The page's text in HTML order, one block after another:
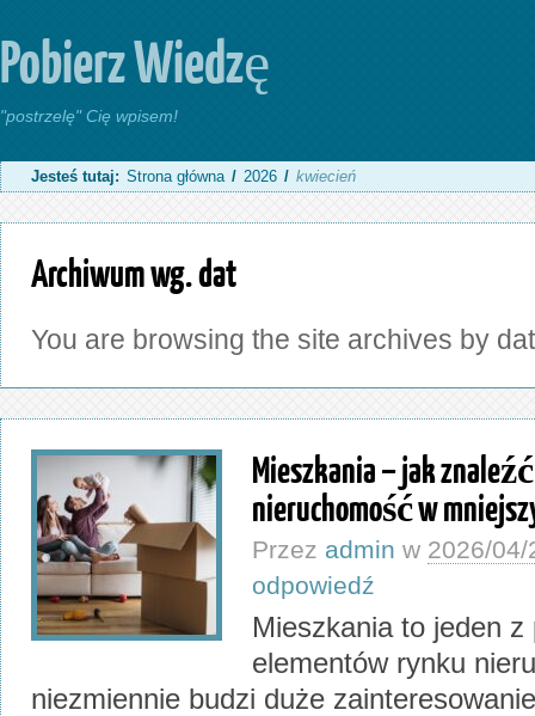
Pobierz Wiedzę
"postrzelę" Cię wpisem!
Jesteś tutaj: Strona główna / 2026 / kwiecień
Archiwum wg. dat
You are browsing the site archives by
Mieszkania – jak
nieruchomość w
Przez admin w 2026/04/
odpowiedź
Mieszkania to jeden
elementów rynku
niezmiennie budzi duże